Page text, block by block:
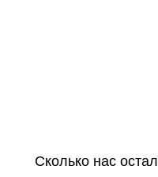
Сколько нас